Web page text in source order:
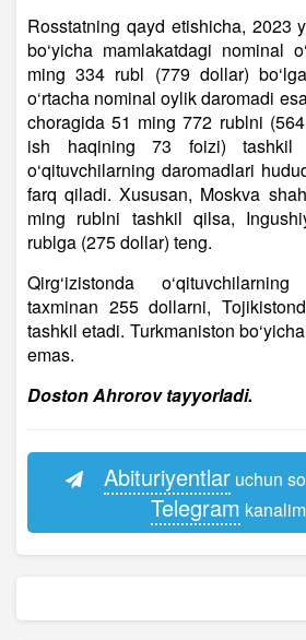
Rosstatning qayd etishicha, 2023
bo‘yicha mamlakatdagi nominal
ming 334 rubl (779 dollar)
o‘rtacha nominal oylik daromadi
choragida 51 ming 772 rublni
ish haqining 73 foizi) tashkil
o‘qituvchilarning daromadlari
farq qiladi. Xususan, Moskva
ming rublni tashkil qilsa,
rublga (275 dollar) teng.
Qirg‘izistonda
taxminan 255 dollarni,
tashkil etadi. Turkmaniston
emas.
Doston Ahrorov tayyorladi.
Abituriyentlaruchun
Telegram